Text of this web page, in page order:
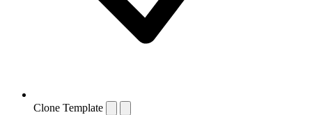
Clone Template